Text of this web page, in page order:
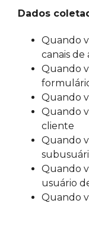
Dados
Quando
canais
Quando
Quando
Quando
cliente
Quando
Quando
usuário
Quando